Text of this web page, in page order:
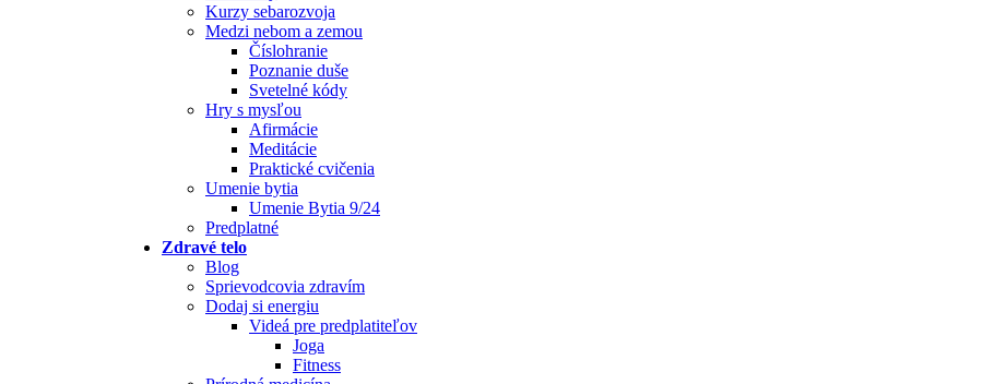
Kurzy sebarozvoja
Medzi nebom a zemou
Číslohranie
Poznanie duše
Svetelné kódy
Hry s mysľou
Afirmácie
Meditácie
Praktické cvičenia
Umenie bytia
Umenie Bytia 9/24
Predplatné
Zdravé telo
Blog
Sprievodcovia zdravím
Dodaj si energiu
Videá pre predplatiteľov
Joga
Fitness